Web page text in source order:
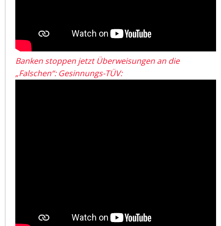
Banken stoppen jetzt Überweisungen an die
„Falschen“: Gesinnungs-TÜV: